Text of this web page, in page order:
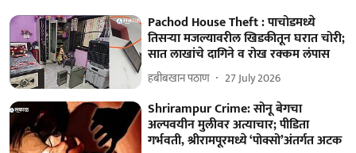
Pachod House Theft : पाचोडमध्ये
तिसऱ्या मजल्यावरील खिडकीतून घरात चोरी;
सात लाखांचे दागिने व रोख रक्कम लंपास
हबीबखान पठाण 27 July 2026
Shrirampur Crime: सोनू बेगचा
अल्पवयीन मुलीवर अत्याचार; पीडिता
गर्भवती, श्रीरामपूरमध्ये ‘पोक्सो’अंतर्गत अटक